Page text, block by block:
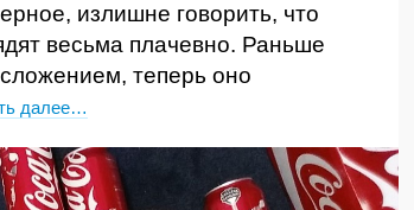
излишне говорить, что
весьма плачевно. Раньше
теперь оно
далее…